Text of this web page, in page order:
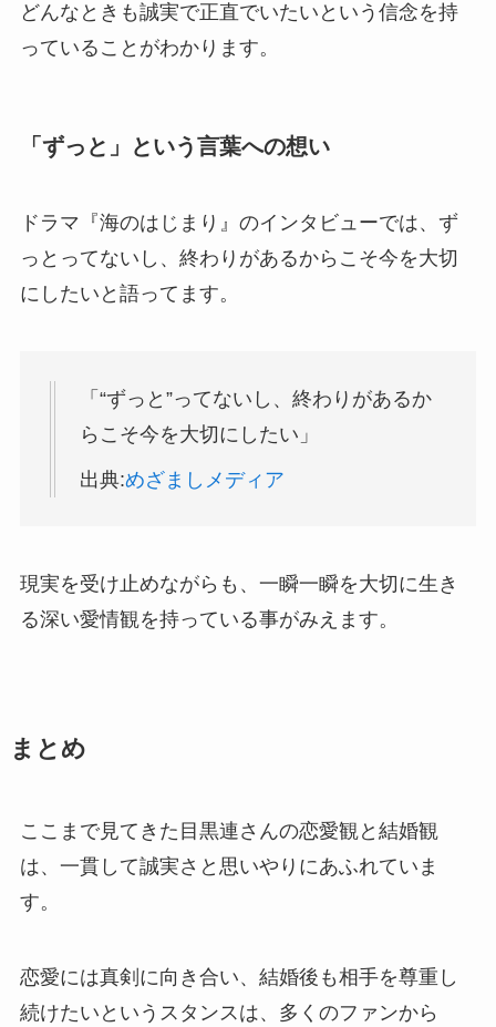
どんなときも誠実で正直でいたいという信念を持
っていることがわかります。
「ずっと」という言葉への想い
ドラマ『海のはじまり』のインタビューでは、ず
っとってないし、終わりがあるからこそ今を大切
にしたいと語ってます。
「“ずっと”ってないし、終わりがあるか
らこそ今を大切にしたい」
出典:めざましメディア
現実を受け止めながらも、一瞬一瞬を大切に生き
る深い愛情観を持っている事がみえます。
まとめ
ここまで見てきた目黒連さんの恋愛観と結婚観
は、一貫して誠実さと思いやりにあふれていま
す。
恋愛には真剣に向き合い、結婚後も相手を尊重し
続けたいというスタンスは、多くのファンから